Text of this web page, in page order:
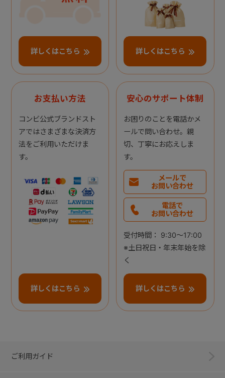
詳しくはこちら 詳しくはこちら
お支払い方法
コンビ公式ブランドスト
アではさまざまな決済方
法をご利用いただけま
す。
詳しくはこちら
安心のサポート体制
お困りのことを電話かメ
ールで問い合わせ。親
切、丁寧にお応えしま
す。
メールで
お問い合わせ
電話で
お問い合わせ
受付時間： 9:30～17:00
※土日祝日・年末年始を除
く
詳しくはこちら
ご利用ガイド